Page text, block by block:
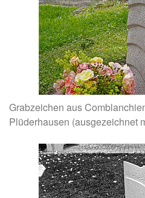
Grabzeichen aus
Plüderhausen (ausgezeichnet